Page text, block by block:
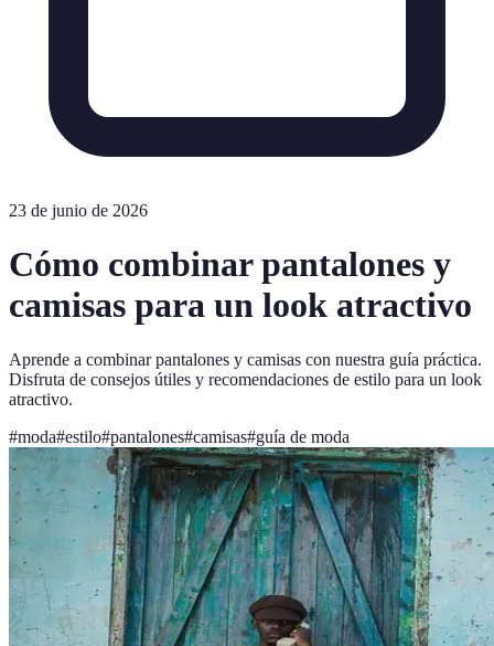
23 de junio de 2026
Cómo combinar pantalones y
camisas para un look atractivo
Aprende a combinar pantalones y camisas con nuestra guía práctica.
Disfruta de consejos útiles y recomendaciones de estilo para un look
atractivo.
#moda#estilo#pantalones#camisas#guía de moda